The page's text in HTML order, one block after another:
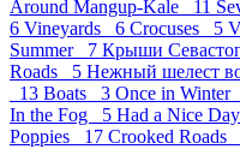
Around Mangup-Kale 11
6 Vineyards 6 Crocuses 5
Summer 7 Крыши
Roads 5 Нежный шелест
13 Boats 3 Once in
In the Fog 5 Had a Nice
Poppies 17 Crooked Roads